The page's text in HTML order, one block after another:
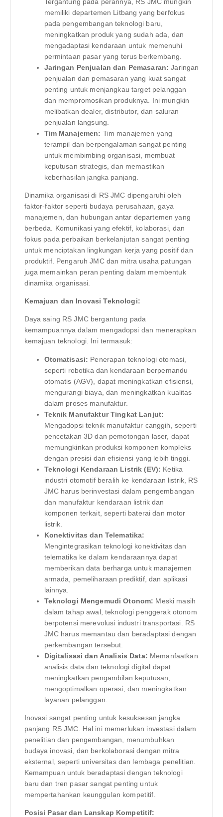
Tergantung pada perannya, RS JMC mungkin
memiliki departemen Litbang yang berfokus
pada pengembangan teknologi baru,
meningkatkan produk yang sudah ada, dan
mengadaptasi kendaraan untuk memenuhi
permintaan pasar yang terus berkembang.
Jaringan Penjualan dan Pemasaran: Jaringan
penjualan dan pemasaran yang kuat sangat
penting untuk menjangkau target pelanggan
dan mempromosikan produknya. Ini mungkin
melibatkan dealer, distributor, dan saluran
penjualan langsung.
Tim Manajemen: Tim manajemen yang
terampil dan berpengalaman sangat penting
untuk membimbing organisasi, membuat
keputusan strategis, dan memastikan
keberhasilan jangka panjang.
Dinamika organisasi di RS JMC dipengaruhi oleh
faktor-faktor seperti budaya perusahaan, gaya
manajemen, dan hubungan antar departemen yang
berbeda. Komunikasi yang efektif, kolaborasi, dan
fokus pada perbaikan berkelanjutan sangat penting
untuk menciptakan lingkungan kerja yang positif dan
produktif. Pengaruh JMC dan mitra usaha patungan
juga memainkan peran penting dalam membentuk
dinamika organisasi.
Kemajuan dan Inovasi Teknologi:
Daya saing RS JMC bergantung pada
kemampuannya dalam mengadopsi dan menerapkan
kemajuan teknologi. Ini termasuk:
Otomatisasi: Penerapan teknologi otomasi,
seperti robotika dan kendaraan berpemandu
otomatis (AGV), dapat meningkatkan efisiensi,
mengurangi biaya, dan meningkatkan kualitas
dalam proses manufaktur.
Teknik Manufaktur Tingkat Lanjut:
Mengadopsi teknik manufaktur canggih, seperti
pencetakan 3D dan pemotongan laser, dapat
memungkinkan produksi komponen kompleks
dengan presisi dan efisiensi yang lebih tinggi.
Teknologi Kendaraan Listrik (EV): Ketika
industri otomotif beralih ke kendaraan listrik, RS
JMC harus berinvestasi dalam pengembangan
dan manufaktur kendaraan listrik dan
komponen terkait, seperti baterai dan motor
listrik.
Konektivitas dan Telematika:
Mengintegrasikan teknologi konektivitas dan
telematika ke dalam kendaraannya dapat
memberikan data berharga untuk manajemen
armada, pemeliharaan prediktif, dan aplikasi
lainnya.
Teknologi Mengemudi Otonom: Meski masih
dalam tahap awal, teknologi penggerak otonom
berpotensi merevolusi industri transportasi. RS
JMC harus memantau dan beradaptasi dengan
perkembangan tersebut.
Digitalisasi dan Analisis Data: Memanfaatkan
analisis data dan teknologi digital dapat
meningkatkan pengambilan keputusan,
mengoptimalkan operasi, dan meningkatkan
layanan pelanggan.
Inovasi sangat penting untuk kesuksesan jangka
panjang RS JMC. Hal ini memerlukan investasi dalam
penelitian dan pengembangan, menumbuhkan
budaya inovasi, dan berkolaborasi dengan mitra
eksternal, seperti universitas dan lembaga penelitian.
Kemampuan untuk beradaptasi dengan teknologi
baru dan tren pasar sangat penting untuk
mempertahankan keunggulan kompetitif.
Posisi Pasar dan Lanskap Kompetitif: